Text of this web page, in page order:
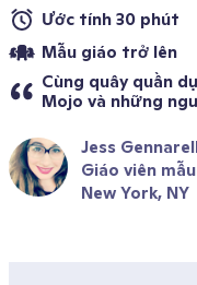
Ước tính 30 phút
Mẫu giáo trở lên
Cùng quây quần
Mojo và những
Jess
Giáo viên
New York, NY